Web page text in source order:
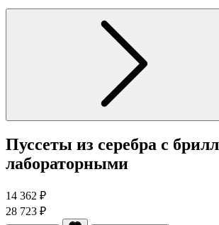
Пуссеты из серебра с
лабораторными
14 362 ₽
28 723 ₽